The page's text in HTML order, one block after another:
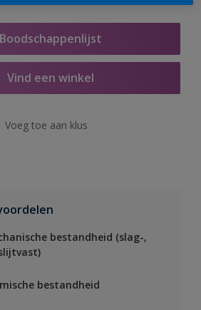
Boodschappenlijst
Vind een winkel
Voeg toe aan klus
bestandheid (slag-,
bestandheid